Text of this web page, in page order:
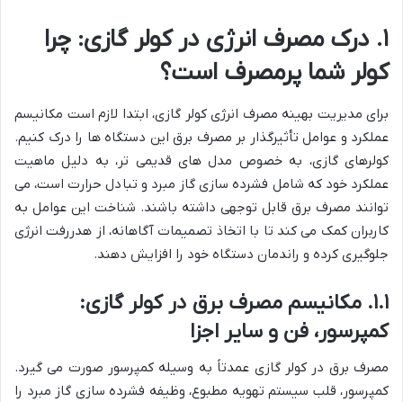
۱. درک مصرف انرژی در کولر گازی: چرا
کولر شما پرمصرف است؟
برای مدیریت بهینه مصرف انرژی کولر گازی، ابتدا لازم است مکانیسم
عملکرد و عوامل تأثیرگذار بر مصرف برق این دستگاه ها را درک کنیم.
کولرهای گازی، به خصوص مدل های قدیمی تر، به دلیل ماهیت
عملکرد خود که شامل فشرده سازی گاز مبرد و تبادل حرارت است، می
توانند مصرف برق قابل توجهی داشته باشند. شناخت این عوامل به
کاربران کمک می کند تا با اتخاذ تصمیمات آگاهانه، از هدررفت انرژی
جلوگیری کرده و راندمان دستگاه خود را افزایش دهند.
۱.۱. مکانیسم مصرف برق در کولر گازی:
کمپرسور، فن و سایر اجزا
مصرف برق در کولر گازی عمدتاً به وسیله کمپرسور صورت می گیرد.
کمپرسور، قلب سیستم تهویه مطبوع، وظیفه فشرده سازی گاز مبرد را